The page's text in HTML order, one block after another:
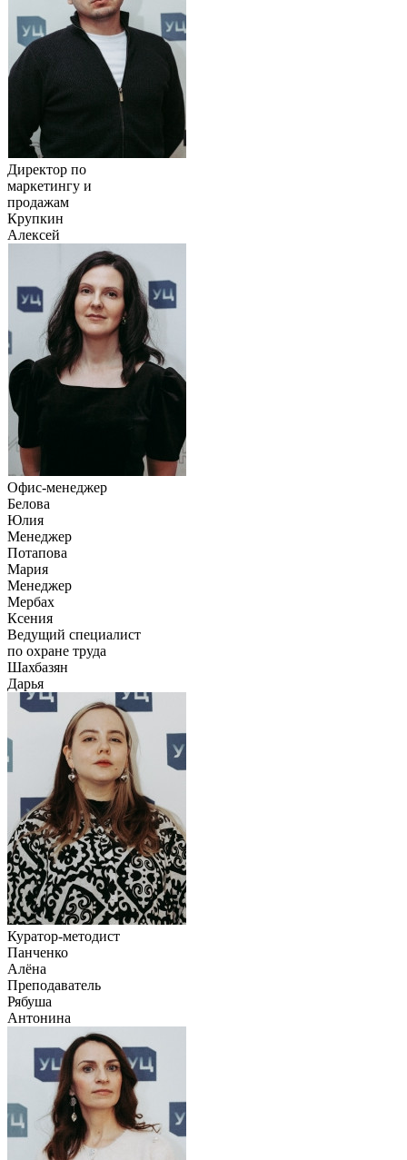
Директор по
маркетингу и
продажам
Крупкин
Алексей
Офис-менеджер
Белова
Юлия
Менеджер
Потапова
Мария
Менеджер
Мербах
Ксения
Ведущий специалист
по охране труда
Шахбазян
Дарья
Куратор-методист
Панченко
Алёна
Преподаватель
Рябуша
Антонина